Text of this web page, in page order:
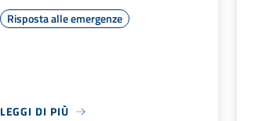
Risposta alle emergenze
LEGGI DI PIÙ